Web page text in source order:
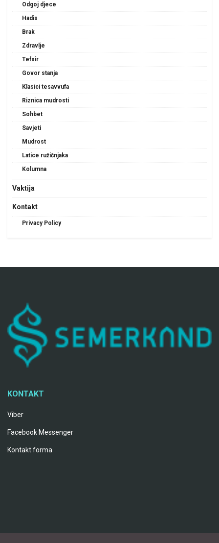
Odgoj djece
Hadis
Brak
Zdravlje
Tefsir
Govor stanja
Klasici tesavvufa
Riznica mudrosti
Sohbet
Savjeti
Mudrost
Latice ružičnjaka
Kolumna
Vaktija
Kontakt
Privacy Policy
KONTAKT
Viber
Facebook Messenger
Kontakt forma